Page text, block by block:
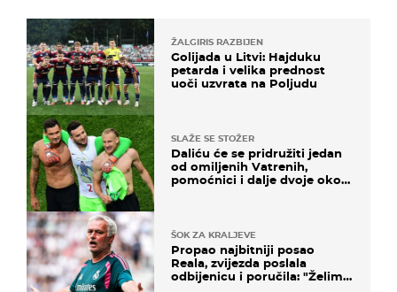
ŽALGIRIS RAZBIJEN
Golijada u Litvi: Hajduku
petarda i velika prednost
uoči uzvrata na Poljudu
SLAŽE SE STOŽER
Daliću će se pridružiti jedan
od omiljenih Vatrenih,
pomoćnici i dalje dvoje oko
ŠOK ZA KRALJEVE
Propao najbitniji posao
Reala, zvijezda poslala
odbijenicu i poručila: "Želim